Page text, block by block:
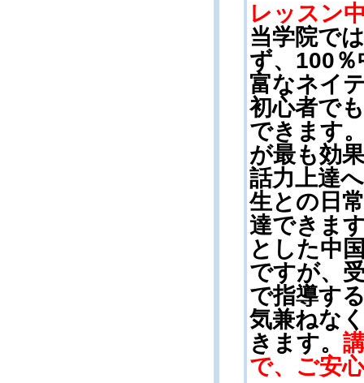
レッスン
当学院で
ず、100
富なネイ
初心者で
できます
が最も効
話力上達
生との日
達できま
とした中
ですが、
で指導す
気兼ねな
きます。
で、ご安